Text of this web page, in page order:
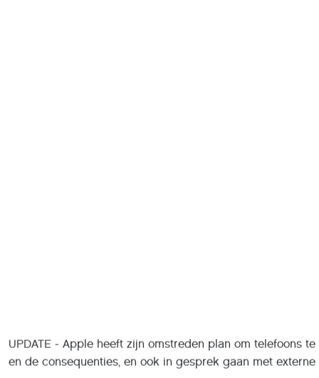
UPDATE - Apple heeft zijn omstreden plan om telefoons
en de consequenties, en ook in gesprek gaan met